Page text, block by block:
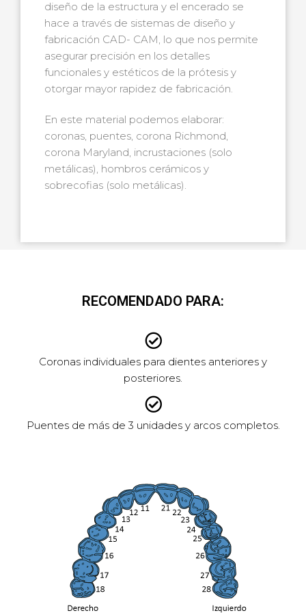
diseño de la estructura y el encerado se
hace a través de sistemas de diseño y
fabricación CAD- CAM, lo que nos permite
asegurar precisión en los detalles
funcionales y estéticos de la prótesis y
otorgar mayor rapidez de fabricación.
En este material podemos elaborar:
coronas, puentes, corona Richmond,
corona Maryland, incrustaciones (solo
metálicas), hombros cerámicos y
sobrecofias (solo metálicas).
RECOMENDADO PARA:
Coronas individuales para dientes anteriores y
posteriores.
Puentes de más de 3 unidades y arcos completos.